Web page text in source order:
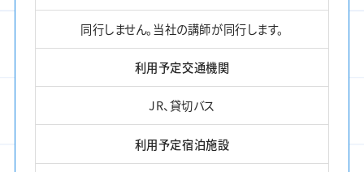
同行しません。当社の講師が同行します。
利用予定交通機関
JR、貸切バス
利用予定宿泊施設